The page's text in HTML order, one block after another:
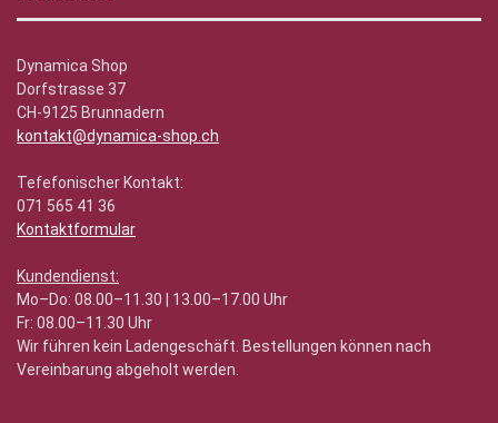
Dynamica Shop
Dorfstrasse 37
CH-9125 Brunnadern
kontakt@dynamica-shop.ch
Tefefonischer Kontakt:
071 565 41 36
Kontaktformular
Kundendienst:
Mo–Do: 08.00–11.30 | 13.00–17.00 Uhr
Fr: 08.00–11.30 Uhr
Wir führen kein Ladengeschäft. Bestellungen können nach
Vereinbarung abgeholt werden.